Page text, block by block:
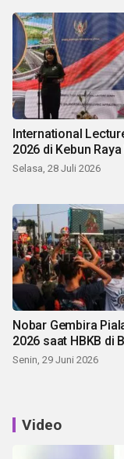
International
2026 di Kebun
Selasa, 28 Juli 2026
Nobar Gembira
2026 saat HBKB di
Senin, 29 Juni 2026
Video